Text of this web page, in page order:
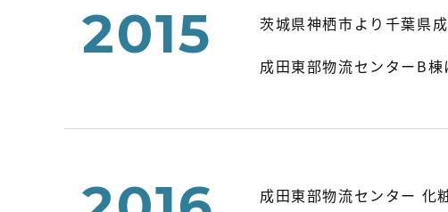
2015
茨城県神栖市より千葉県
成田東部物流センターB
成田東部物流センター 化